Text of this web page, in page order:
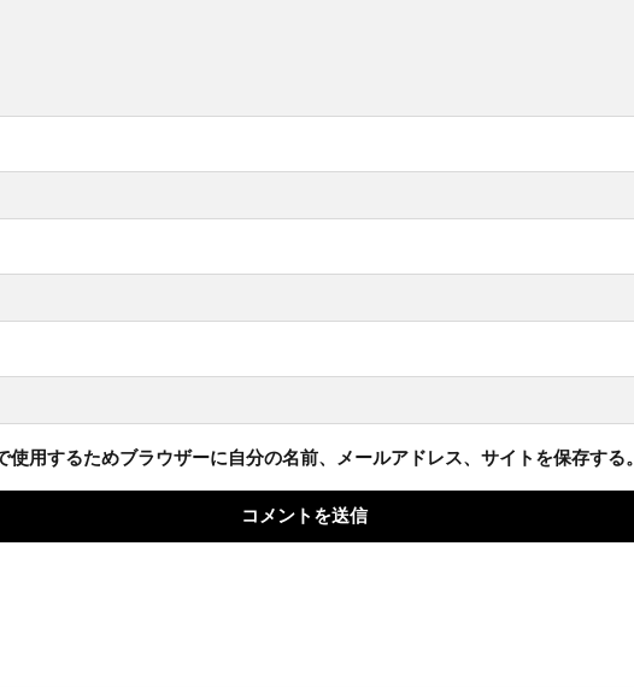
使用するためブラウザーに自分の名前、メールアドレス、サイトを保存する。